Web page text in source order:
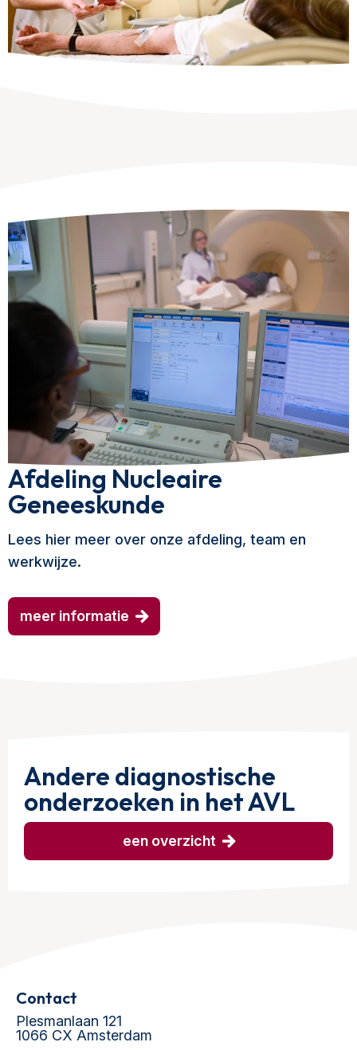
Afdeling Nucleaire
Geneeskunde
Lees hier meer over onze afdeling, team en
werkwijze.
meer informatie
Andere diagnostische
onderzoeken in het AVL
een overzicht
Contact
Plesmanlaan 121
1066 CX Amsterdam